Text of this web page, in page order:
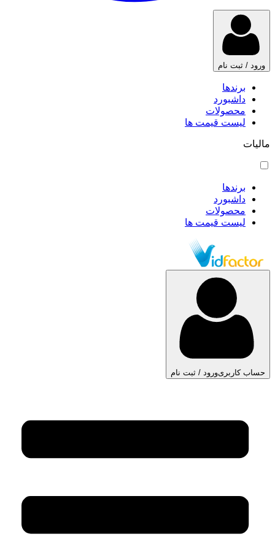
ورود / ثبت نام
برندها
داشبورد
محصولات
لیست قیمت ها
مالیات
برندها
داشبورد
محصولات
لیست قیمت ها
حساب کاربریورود / ثبت نام